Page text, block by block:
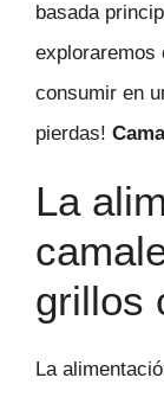
basada
exploraremos
consumir en
pierdas!
La
grillos
La